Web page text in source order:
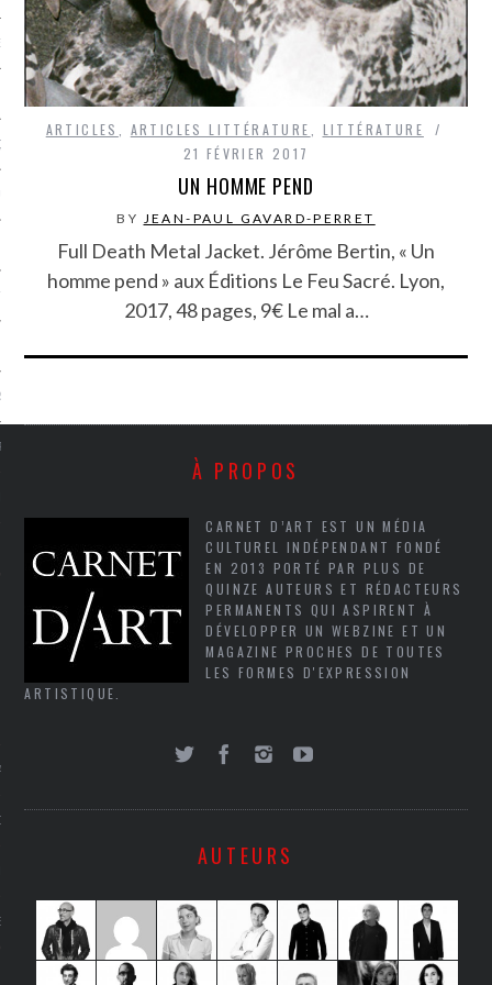
EN VOD
CARAVELLE
PODCAST
ARTICLES ARTICLES LITTÉRATURE
LITTÉRATURE
21 FÉVRIER 2017
UN HOMME PEND
BY JEAN-PAUL GAVARD-PERRET
Full Death Metal Jacket. Jérôme Bertin, « Un
homme pend » aux Éditions Le Feu Sacré. Lyon,
2017, 48 pages, 9€ Le mal a…
À PROPOS
CARNET D’ART EST UN MÉDIA
CULTUREL INDÉPENDANT FONDÉ
EN 2013 PORTÉ PAR PLUS DE
QUINZE AUTEURS ET RÉDACTEURS
PERMANENTS QUI ASPIRENT À
DÉVELOPPER UN WEBZINE ET UN
MAGAZINE PROCHES DE TOUTES
LES FORMES D'EXPRESSION
ARTISTIQUE.
AUTEURS